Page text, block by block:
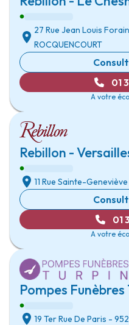
27 Rue Jean Louis Forain
ROCQUENCOURT
01
A votre
Rebillon -
11 Rue Sainte-Geneviève
01
A votre
Pompes
19 Ter Rue De Paris -